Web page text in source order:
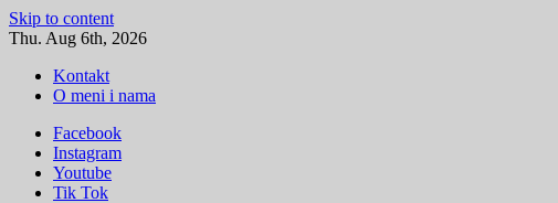
Skip to content
Thu. Aug 6th, 2026
Kontakt
O meni i nama
Facebook
Instagram
Youtube
Tik Tok